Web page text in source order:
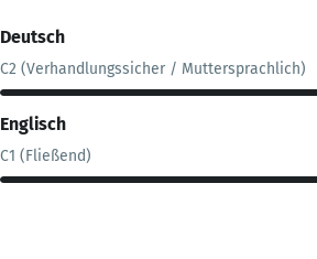
Deutsch
C2 (Verhandlungssicher / Muttersprachlich)
Englisch
C1 (Fließend)